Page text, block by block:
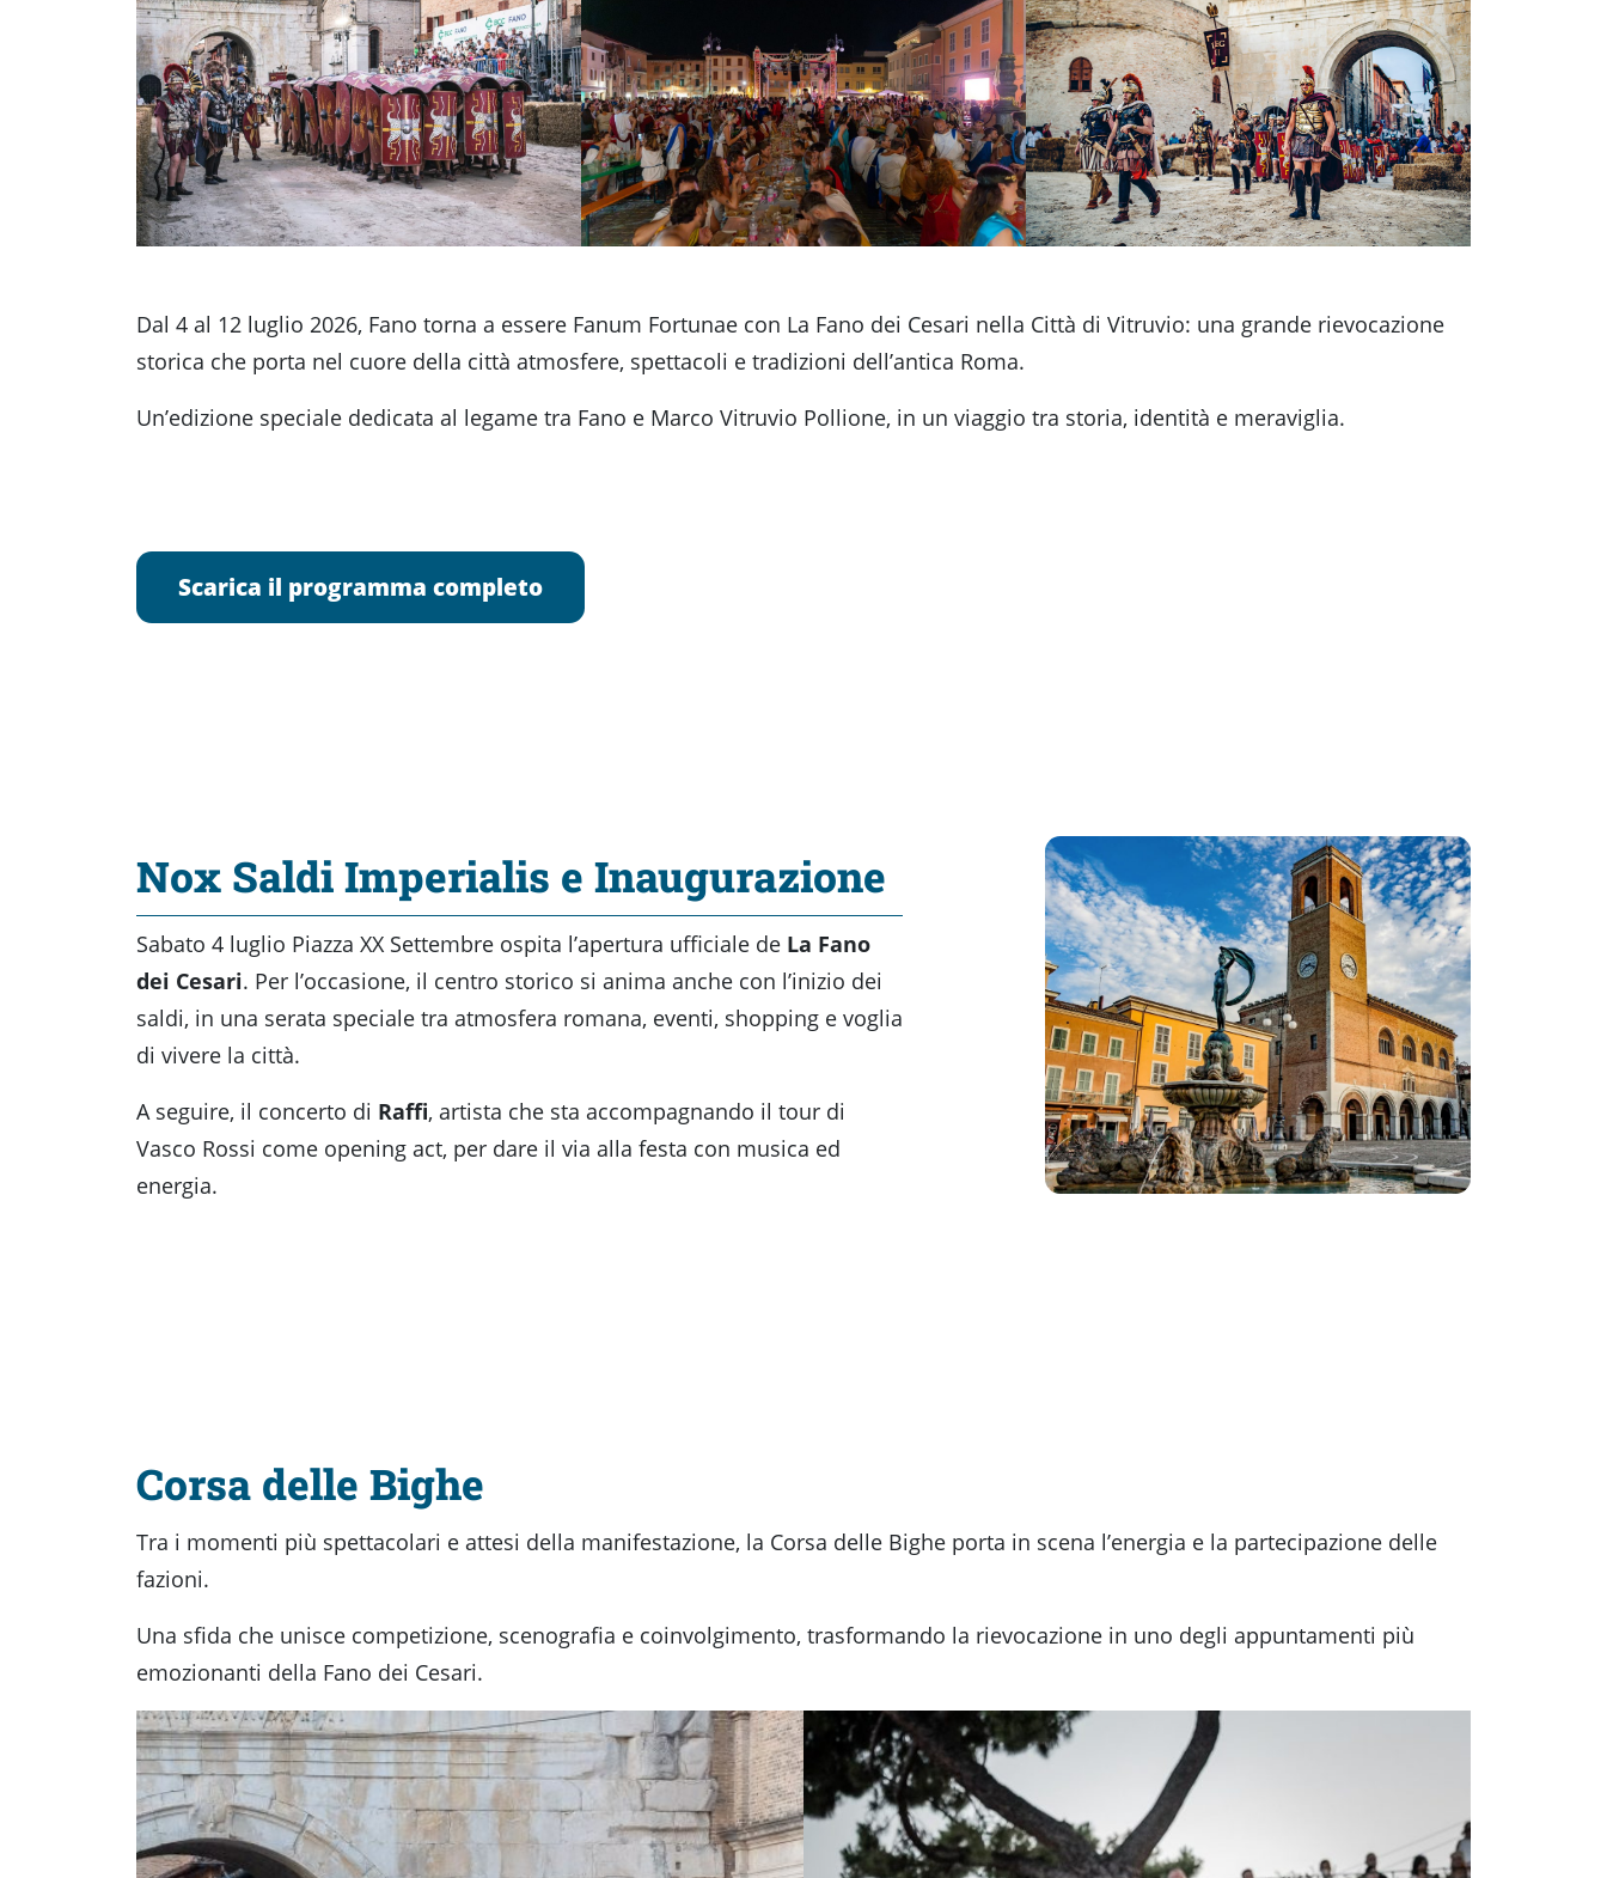
Accessibili
Dal 4 al 12 luglio 2026, Fano torna a essere Fanum Fortunae con La Fano dei Cesari nella Città di Vitruvio: una grande rievocazione
storica che porta nel cuore della città atmosfere, spettacoli e tradizioni dell’antica Roma.
Un’edizione speciale dedicata al legame tra Fano e Marco Vitruvio Pollione, in un viaggio tra storia, identità e meraviglia.
Scarica il programma completo
Nox Saldi Imperialis e Inaugurazione
Sabato 4 luglio Piazza XX Settembre ospita l’apertura ufficiale de La Fano
dei Cesari. Per l’occasione, il centro storico si anima anche con l’inizio dei
saldi, in una serata speciale tra atmosfera romana, eventi, shopping e voglia
di vivere la città.
A seguire, il concerto di Raffi, artista che sta accompagnando il tour di
Vasco Rossi come opening act, per dare il via alla festa con musica ed
energia.
Corsa delle Bighe
Tra i momenti più spettacolari e attesi della manifestazione, la Corsa delle Bighe porta in scena l’energia e la partecipazione delle
fazioni.
Una sfida che unisce competizione, scenografia e coinvolgimento, trasformando la rievocazione in uno degli appuntamenti più
emozionanti della Fano dei Cesari.